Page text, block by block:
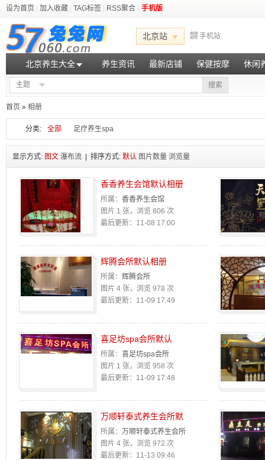
设为首页 加入收藏 TAG标签 RSS聚合 手机版
北京站 手机站
北京养生大全 养生资讯 最新店铺 保健按摩 休闲
主题 搜索
首页 » 相册
分类: 全部 足疗养生spa
显示方式: 图文 瀑布流 | 排序方式: 默认 图片数量 浏览量
香香养生会馆默认相册
所属： 香香养生会馆
图片 1 张，浏览 806 次
最后更新：11-08 17:00
辉腾会所默认相册
所属： 辉腾会所
图片 4 张，浏览 978 次
最后更新：11-09 17:49
喜足坊spa会所默认
所属： 喜足坊spa会所
图片 1 张，浏览 958 次
最后更新：11-09 17:48
万顺轩泰式养生会所默
所属： 万顺轩泰式养生会所
图片 4 张，浏览 972 次
最后更新：11-13 09:46